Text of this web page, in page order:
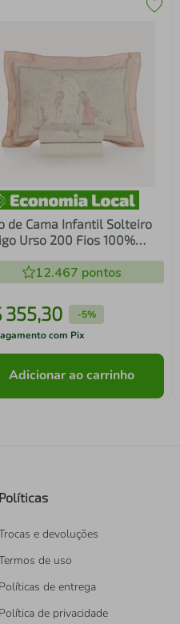
de Cama Infantil Solteiro
Urso 200 Fios 100%
12.467 pontos
355,30 -5%
com Pix
Adicionar ao carrinho
Políticas
e devoluções
de uso
Políticas de entrega
Política de privacidade